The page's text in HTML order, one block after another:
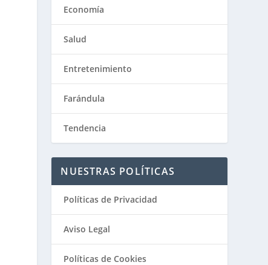
Economía
Salud
Entretenimiento
Farándula
Tendencia
NUESTRAS POLÍTICAS
Políticas de Privacidad
Aviso Legal
Políticas de Cookies